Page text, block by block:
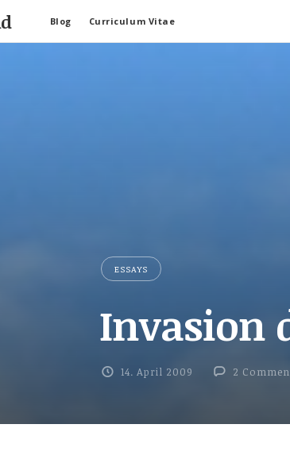
Blog Curriculum Vitae
ESSAYS
Invasion
14. April 2009 2